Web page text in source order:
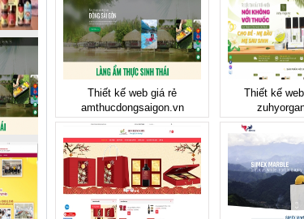
Thiết kế web giá rẻ
amthucdongsaigon.vn
Thiết kế